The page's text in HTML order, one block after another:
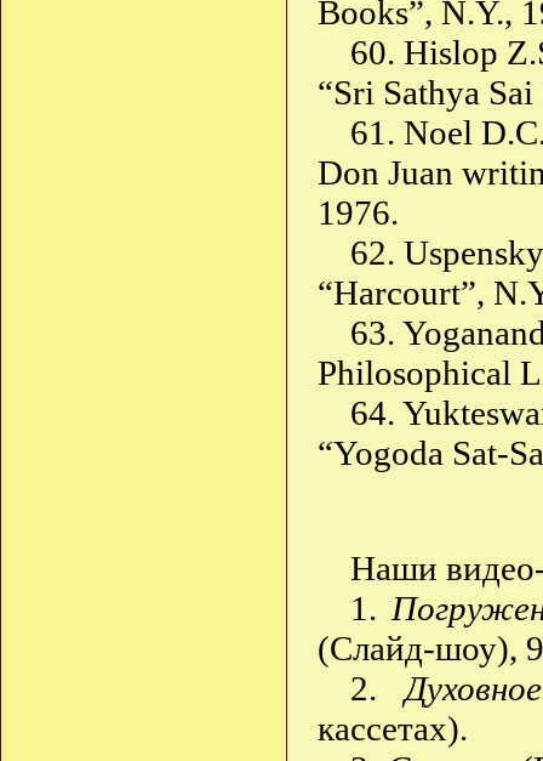
Books”, N.Y.,
60. Hislop
“Sri Sathya
61. Noel
Don Juan
1976.
62.
“Harcourt”,
63.
Philosophical
64.
“Yogoda Sat-
Наши
1.
(Слайд-шоу),
2.
кассетах).